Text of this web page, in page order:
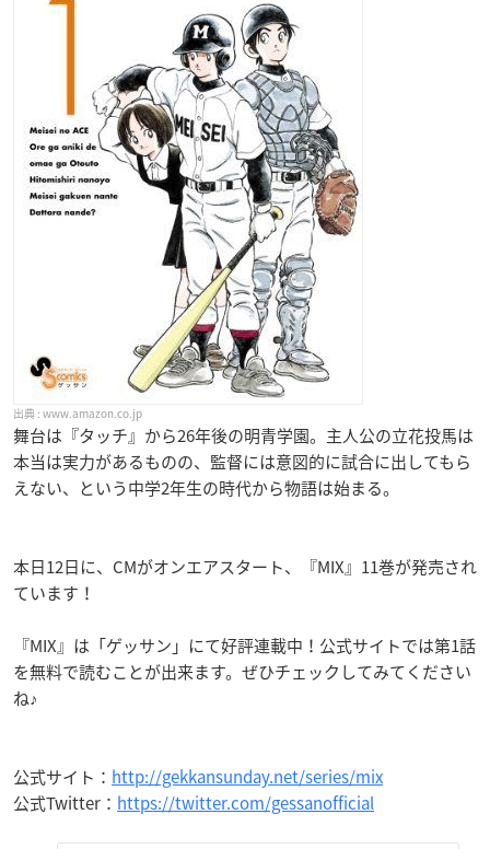
www.amazon.co.jp
舞台は『タッチ』から26年後の明青学園。主人公の立花投馬は
本当は実力があるものの、監督には意図的に試合に出してもら
えない、という中学2年生の時代から物語は始まる。
本日12日に、CMがオンエアスタート、『MIX』11巻が発売され
ています！
『MIX』は「ゲッサン」にて好評連載中！公式サイトでは第1話
を無料で読むことが出来ます。ぜひチェックしてみてください
ね♪
公式サイト： http://gekkansunday.net/series/mix
公式Twitter： https://twitter.com/gessanofficial